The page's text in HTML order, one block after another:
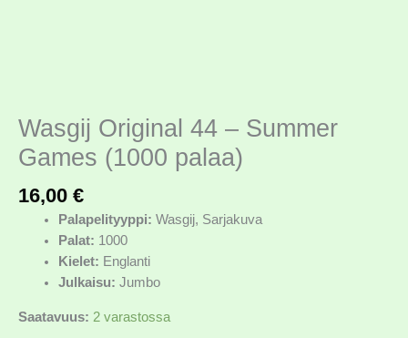
Wasgij Original 44 – Summer
Games (1000 palaa)
16,00 €
Palapelityyppi: Wasgij, Sarjakuva
Palat: 1000
Kielet: Englanti
Julkaisu: Jumbo
Saatavuus: 2 varastossa